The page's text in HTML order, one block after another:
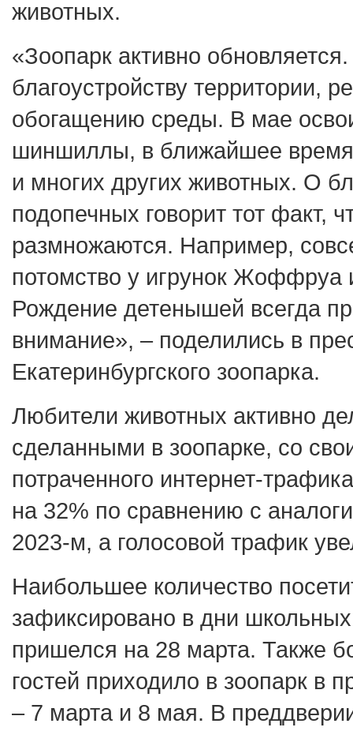
животных.
«Зоопарк активно
благоустройству территории,
обогащению среды. В мае
шиншиллы, в ближайшее время
и многих других животных. О
подопечных говорит тот факт,
размножаются. Например,
потомство у игрунок Жоффруа
Рождение детенышей всегда
внимание», – поделились в
Екатеринбургского зоопарка.
Любители животных активно
сделанными в зоопарке, со
потраченного интернет-
на 32% по сравнению с
2023-м, а голосовой трафик
Наибольшее количество
зафиксировано в дни
пришелся на 28 марта. Также
гостей приходило в зоопарк в
– 7 марта и 8 мая. В